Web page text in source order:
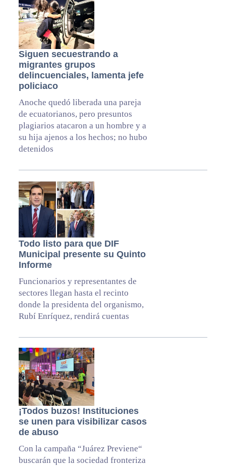
Siguen secuestrando a
migrantes grupos
delincuenciales, lamenta jefe
policiaco
Anoche quedó liberada una pareja
de ecuatorianos, pero presuntos
plagiarios atacaron a un hombre y a
su hija ajenos a los hechos; no hubo
detenidos
Todo listo para que DIF
Municipal presente su Quinto
Informe
Funcionarios y representantes de
sectores llegan hasta el recinto
donde la presidenta del organismo,
Rubí Enríquez, rendirá cuentas
¡Todos buzos! Instituciones
se unen para visibilizar casos
de abuso
Con la campaña “Juárez Previene“
buscarán que la sociedad fronteriza